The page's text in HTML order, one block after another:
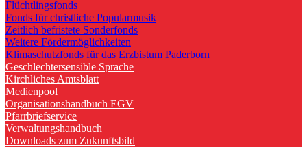
Flüchtlingsfonds
Fonds für christliche Popularmusik
Zeitlich befristete Sonderfonds
Weitere Fördermöglichkeiten
Klimaschutzfonds für das Erzbistum Paderborn
Geschlechtersensible Sprache
Kirchliches Amtsblatt
Medienpool
Organisationshandbuch EGV
Pfarrbriefservice
Verwaltungshandbuch
Downloads zum Zukunftsbild